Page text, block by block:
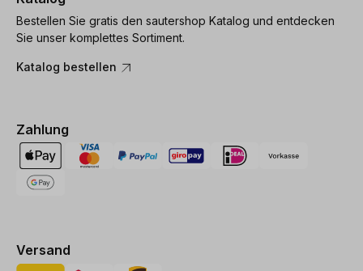
Bestellen Sie gratis den sautershop Katalog und entdecken
Sie unser komplettes Sortiment.
Katalog bestellen
Zahlung
Versand